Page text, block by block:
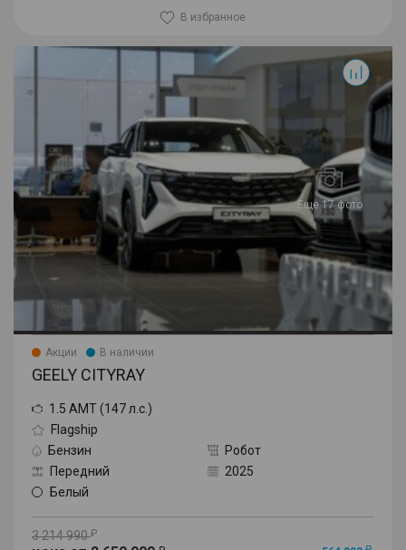
В избранное
Еще 17 фото
Акции В наличии
GEELY CITYRAY
1.5 AMT (147 л.с.)
Flagship
Бензин
Робот
Передний
2025
Белый
3 214 990